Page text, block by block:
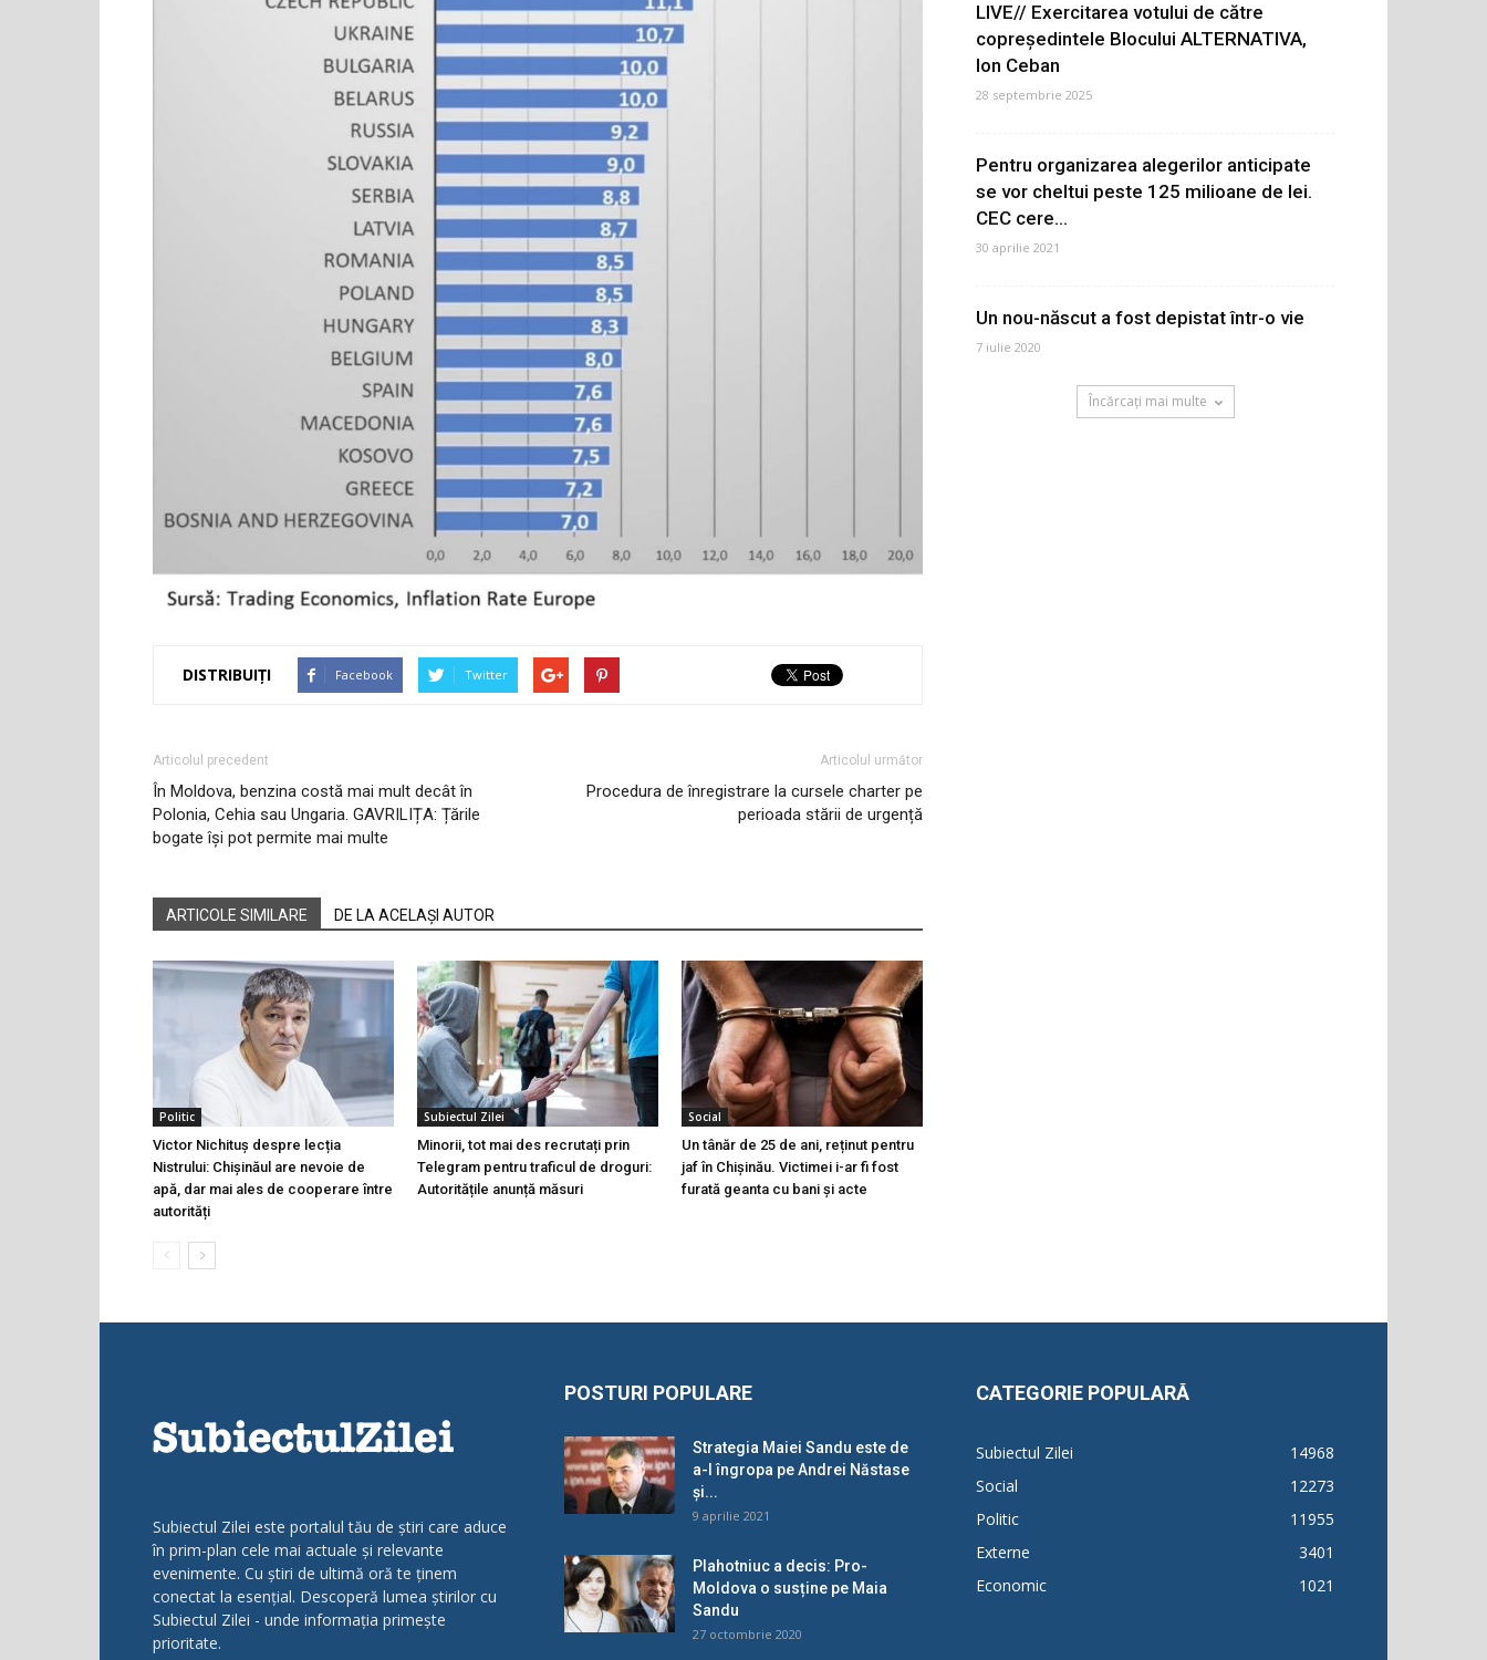
DISTRIBUIȚI Facebook Twitter
Articolul precedent
În Moldova, benzina costă mai mult decât în
Polonia, Cehia sau Ungaria. GAVRILIȚA: Țările
bogate își pot permite mai multe
Articolul următor
Procedura de înregistrare la cursele charter pe
perioada stării de urgență
ARTICOLE SIMILARE DE LA ACELAȘI AUTOR
Politic
Victor Nichituș despre lecția
Nistrului: Chișinăul are nevoie de
apă, dar mai ales de cooperare între
autorități
Subiectul Zilei
Minorii, tot mai des recrutați prin
Telegram pentru traficul de droguri:
Autoritățile anunță măsuri
Social
Un tânăr de 25 de ani, reținut pentru
jaf în Chișinău. Victimei i-ar fi fost
furată geanta cu bani și acte
LIVE// Exercitarea votului de către
copreședintele Blocului ALTERNATIVA,
Ion Ceban
28 septembrie 2025
Pentru organizarea alegerilor anticipate
se vor cheltui peste 125 milioane de lei.
CEC cere...
30 aprilie 2021
Un nou-născut a fost depistat într-o vie
7 iulie 2020
Încărcați mai multe
Subiectul Zilei este portalul tău de știri care aduce
în prim-plan cele mai actuale și relevante
evenimente. Cu știri de ultimă oră te ținem
conectat la esențial. Descoperă lumea știrilor cu
Subiectul Zilei - unde informația primește
prioritate.
POSTURI POPULARE
Strategia Maiei Sandu este de
a-l îngropa pe Andrei Năstase
și...
9 aprilie 2021
Plahotniuc a decis: Pro-
Moldova o susține pe Maia
Sandu
27 octombrie 2020
CATEGORIE POPULARĂ
Subiectul Zilei
14968
Social
12273
Politic
11955
Externe
3401
Economic
1021